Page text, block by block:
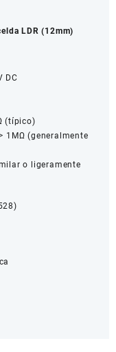
LDR (12mm)
DC
(típico)
1MΩ (generalmente
o ligeramente